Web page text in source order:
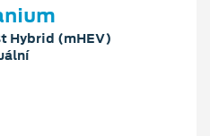
Hybrid (mHEV)